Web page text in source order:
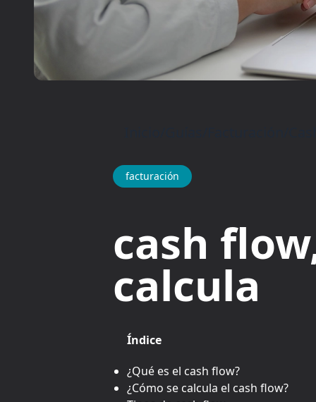
facturación
cash
calcula
Índice
¿Qué es el cash flow?
¿Cómo se calcula el cash flow?